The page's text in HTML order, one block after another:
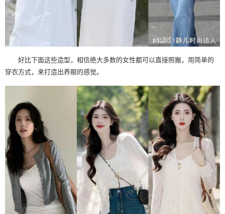
好比下面这些造型，相信绝大多数的女性都可以直接照搬，用简单的
穿衣方式，来打造出养眼的感觉。